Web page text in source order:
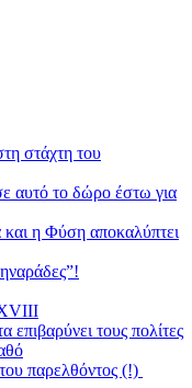
στάχτη του
αυτό το δώρο έστω για
και η Φύση αποκαλύπτει
επιβαρύνει τους πολίτες
παρελθόντος (!)